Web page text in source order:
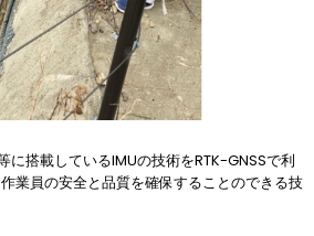
に搭載しているIMUの技術をRTK-GNSSで利
業員の安全と品質を確保することのできる技